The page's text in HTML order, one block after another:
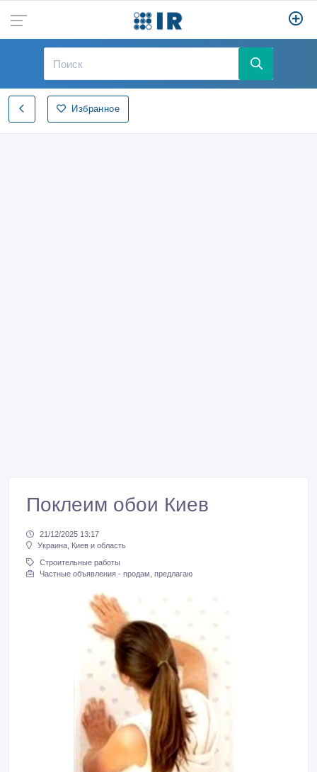
Избранное
Поклеим обои Киев
21/12/2025 13:17
Украина, Киев и область
Строительные работы
Частные объявления - продам, предлагаю